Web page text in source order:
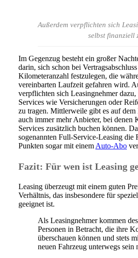
Außerdem verpflichten sich
selbst finanziell
Im Gegenzug besteht ein großer
darin, sich schon bei
Kilometeranzahl festzulegen, die
vereinbarten Laufzeit gefahren wird.
verpflichten sich Leasingnehmer dazu,
Services wie Versicherungen oder
zu tragen. Mittlerweile gibt es auf
auch immer mehr Anbieter, bei denen
Services zusätzlich buchen können.
sogenannten Full-Service-Leasing die
Punkten sogar mit einem Auto-Abo
Fazit: Für wen ist Leasing
Leasing überzeugt mit einem guten
Verhältnis, das insbesondere für
geeignet ist.
Als Leasingnehmer kommen
Personen in Betracht, die ihre
überschauen können und stets
neuen Fahrzeug unterwegs sein